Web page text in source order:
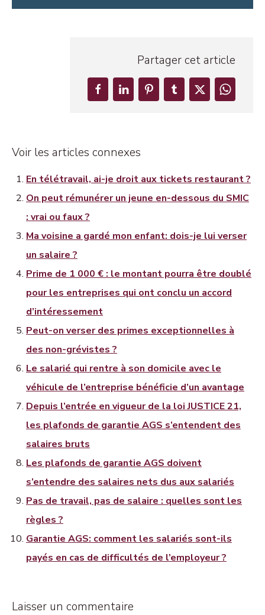
Partager cet article
Voir les articles connexes
En télétravail, ai-je droit aux tickets restaurant ?
On peut rémunérer un jeune en-dessous du SMIC
: vrai ou faux ?
Ma voisine a gardé mon enfant: dois-je lui verser
un salaire ?
Prime de 1 000 € : le montant pourra être doublé
pour les entreprises qui ont conclu un accord
d’intéressement
Peut-on verser des primes exceptionnelles à
des non-grévistes ?
Le salarié qui rentre à son domicile avec le
véhicule de l’entreprise bénéficie d’un avantage
Depuis l’entrée en vigueur de la loi JUSTICE 21,
les plafonds de garantie AGS s’entendent des
salaires bruts
Les plafonds de garantie AGS doivent
s’entendre des salaires nets dus aux salariés
Pas de travail, pas de salaire : quelles sont les
règles ?
Garantie AGS: comment les salariés sont-ils
payés en cas de difficultés de l’employeur ?
Laisser un commentaire